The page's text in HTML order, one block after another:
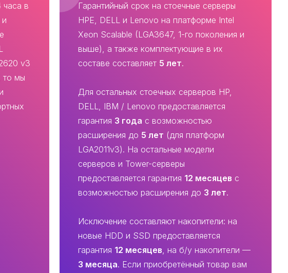
часа в
v3
то мы
Гарантийный срок на стоечные серверы
HPE, DELL и Lenovo на платформе Intel
Xeon Scalable (LGA3647, 1-го поколения и
выше), а также комплектующие в их
составе составляет 5 лет.
Для остальных стоечных серверов HP,
DELL, IBM / Lenovo предоставляется
гарантия 3 года с возможностью
расширения до 5 лет (для платформ
LGA2011v3). На остальные модели
серверов и Tower-серверы
предоставляется гарантия 12 месяцев с
возможностью расширения до 3 лет.
Исключение составляют накопители: на
новые HDD и SSD предоставляется
гарантия 12 месяцев, на б/у накопители —
3 месяца. Если приобретённый товар вам